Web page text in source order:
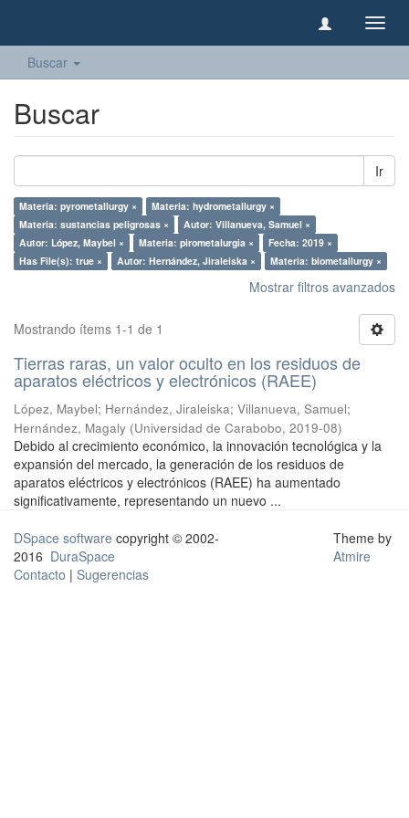
Buscar
Buscar
Ir
Materia: pyrometallurgy ×
Materia: hydrometallurgy ×
Materia: sustancias peligrosas ×
Autor: Villanueva, Samuel ×
Autor: López, Maybel ×
Materia: pirometalurgia ×
Fecha: 2019 ×
Has File(s): true ×
Autor: Hernández, Jiraleiska × Materia: biometallurgy ×
Mostrar filtros avanzados
Mostrando ítems 1-1 de 1
Tierras raras, un valor oculto en los residuos de
aparatos eléctricos y electrónicos (RAEE)
López, Maybel; Hernández, Jiraleiska; Villanueva, Samuel;
Hernández, Magaly (Universidad de Carabobo, 2019-08)
Debido al crecimiento económico, la innovación tecnológica y la
expansión del mercado, la generación de los residuos de
aparatos eléctricos y electrónicos (RAEE) ha aumentado
significativamente, representando un nuevo ...
DSpace software copyright © 2002-
2016 DuraSpace
Contacto | Sugerencias
Theme by
Atmire